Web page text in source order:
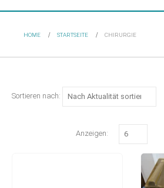
HOME STARTSEITE CHIRURGIE
Sortieren nach:
Anzeigen: